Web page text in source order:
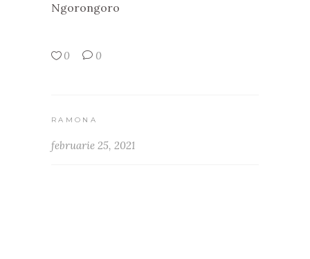
Ngorongoro
0 0
RAMONA
februarie 25, 2021